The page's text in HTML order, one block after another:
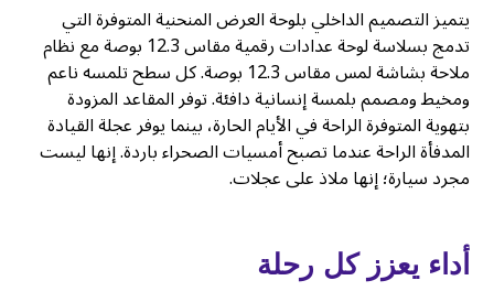
يتميز التصميم الداخلي بلوحة العرض المنحنية المتوفرة التي
تدمج بسلاسة لوحة عدادات رقمية مقاس 12.3 بوصة مع نظام
ملاحة بشاشة لمس مقاس 12.3 بوصة. كل سطح تلمسه ناعم
ومخيط ومصمم بلمسة إنسانية دافئة. توفر المقاعد المزودة
بتهوية المتوفرة الراحة في الأيام الحارة، بينما يوفر عجلة القيادة
المدفأة الراحة عندما تصبح أمسيات الصحراء باردة. إنها ليست
مجرد سيارة؛ إنها ملاذ على عجلات.
أداء يعزز كل رحلة